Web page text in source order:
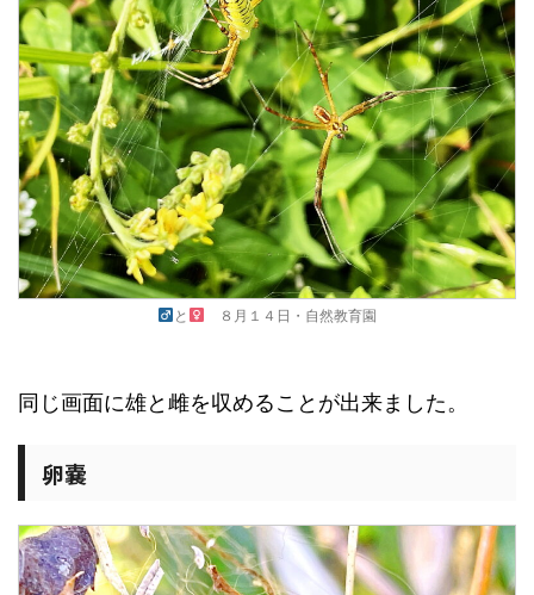
と ８月１４日・自然教育園
同じ画面に雄と雌を収めることが出来ました。
卵嚢